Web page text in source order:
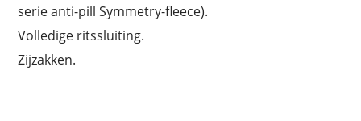
serie anti-pill Symmetry-fleece).
Volledige ritssluiting.
Zijzakken.